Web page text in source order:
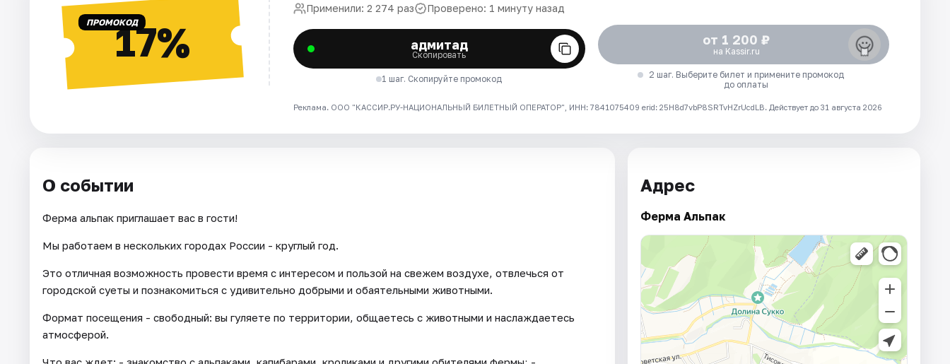
ПРОМОКОД17%
Применили: 2 274 раз Проверено: 1 минуту назад
адмитад
Скопировать
1 шаг. Скопируйте промокод
от 1 200 ₽
на Kassir.ru
2 шаг. Выберите билет и примените промокод
до оплаты
Реклама. ООО "КАССИР.РУ-НАЦИОНАЛЬНЫЙ БИЛЕТНЫЙ ОПЕРАТОР", ИНН: 7841075409 erid: 25H8d7vbP8SRTvHZrUcdLB. Действует до 31 августа 2026
О событии
Ферма альпак приглашает вас в гости!
Мы работаем в нескольких городах России - круглый год.
Это отличная возможность провести время с интересом и пользой на свежем воздухе, отвлечься от
городской суеты и познакомиться с удивительно добрыми и обаятельными животными.
Формат посещения - свободный: вы гуляете по территории, общаетесь с животными и наслаждаетесь
атмосферой.
Адрес
Ферма Альпак